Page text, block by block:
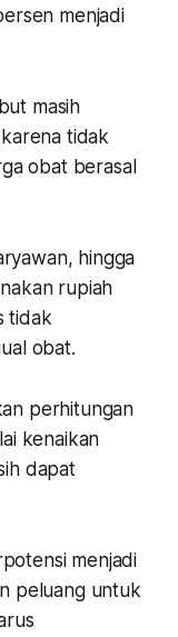
menjadi
masih
tidak
obat berasal
hingga
rupiah
tidak
obat.
perhitungan
kenaikan
dapat
menjadi
peluang untuk